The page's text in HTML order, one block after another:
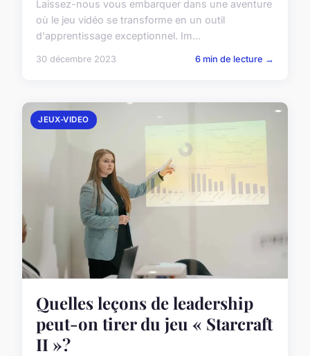
Laissez-nous vous embarquer dans une aventure
où le jeu vidéo se transforme en un outil
d'apprentissage exceptionnel. Im...
30 décembre 2023 6 min de lecture →
JEUX-VIDEO
Quelles leçons de leadership
peut-on tirer du jeu « Starcraft
II »?